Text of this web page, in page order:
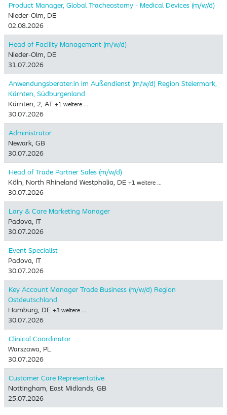
Product Manager, Global Tracheostomy - Medical Devices (m/w/d)
Nieder-Olm, DE
02.08.2026
Head of Facility Management (m/w/d)
Nieder-Olm, DE
31.07.2026
Anwendungsberater:in im Außendienst (m/w/d) Region Steiermark,
Kärnten, Südburgenland
Kärnten, 2, AT +1 weitere …
30.07.2026
Administrator
Newark, GB
30.07.2026
Head of Trade Partner Sales (m/w/d)
Köln, North Rhineland Westphalia, DE +1 weitere …
30.07.2026
Lary & Care Marketing Manager
Padova, IT
30.07.2026
Event Specialist
Padova, IT
30.07.2026
Key Account Manager Trade Business (m/w/d) Region
Ostdeutschland
Hamburg, DE +3 weitere …
30.07.2026
Clinical Coordinator
Warszawa, PL
30.07.2026
Customer Care Representative
Nottingham, East Midlands, GB
25.07.2026